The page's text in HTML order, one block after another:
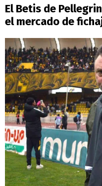
El Betis de
el mercado de